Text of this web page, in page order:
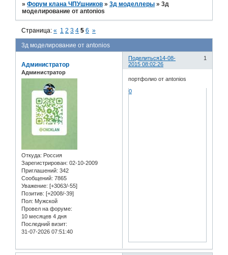
»Форум клана ЧПУшников »3д моделлеры »3д
моделирование от antonios
3д моделирование от antonios
Страница:« 1 2 3 4 5 6 »
Поделиться 1
14-08-
2015 08:02:26
Администратор
Администратор
Откуда: Россия
Зарегистрирован: 02-10-2009
Приглашений: 342
Сообщений: 7865
Уважение: [+3063/-55]
Позитив: [+2008/-39]
Пол: Мужской
Провел на форуме:
10 месяцев 4 дня
Последний визит:
31-07-2026 07:51:40
портфолио от antonios
0